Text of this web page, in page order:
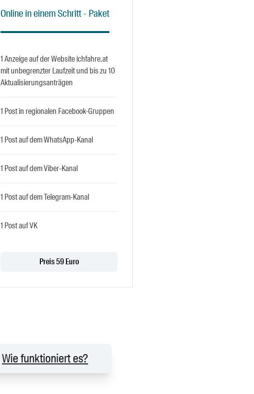
Online in einem Schritt - Paket
1 Anzeige auf der Website ichfahre.at
mit unbegrenzter Laufzeit und bis zu 10
Aktualisierungsanträgen
1 Post in regionalen Facebook-Gruppen
1 Post auf dem WhatsApp-Kanal
1 Post auf dem Viber-Kanal
1 Post auf dem Telegram-Kanal
1 Post auf VK
Preis 59 Euro
Wie funktioniert es?